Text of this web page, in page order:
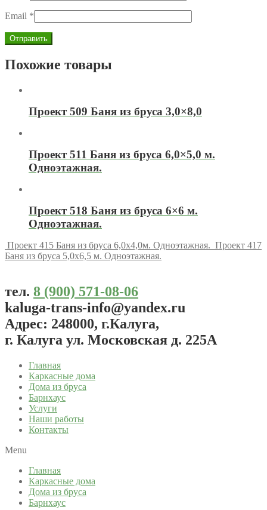
Email *
Похожие товары
Проект 509 Баня из бруса 3,0×8,0
Проект 511 Баня из бруса 6,0×5,0 м.
Одноэтажная.
Проект 518 Баня из бруса 6×6 м.
Одноэтажная.
Проект 415 Баня из бруса 6,0x4,0м. Одноэтажная. Проект 417
Баня из бруса 5,0x6,5 м. Одноэтажная.
тел. 8 (900) 571-08-06
kaluga-trans-info@yandex.ru
Адрес: 248000, г.Калуга,
г. Калуга ул. Московская д. 225А
Главная
Каркасные дома
Дома из бруса
Барнхаус
Услуги
Наши работы
Контакты
Menu
Главная
Каркасные дома
Дома из бруса
Барнхаус